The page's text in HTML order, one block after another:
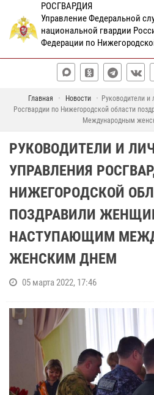
РОСГВАРДИЯ
Управление Федеральной
национальной гвардии
Федерации по
Главная Новости
Руководители и
Росгвардии по Нижегородской области
Международным
РУКОВОДИТЕЛИ И
УПРАВЛЕНИЯ
НИЖЕГОРОДСКОЙ
ПОЗДРАВИЛИ
НАСТУПАЮЩИМ
ЖЕНСКИМ ДНЕМ
05 марта 2022, 17:46